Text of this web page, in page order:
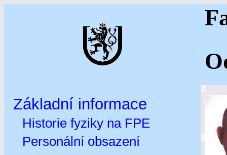
Základní informace
Historie fyziky na FPE
Personální obsazení